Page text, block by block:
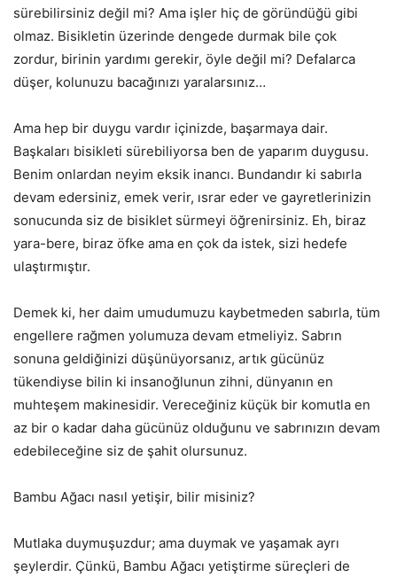
sürebilirsiniz değil mi? Ama işler hiç de göründüğü gibi
olmaz. Bisikletin üzerinde dengede durmak bile çok
zordur, birinin yardımı gerekir, öyle değil mi? Defalarca
düşer, kolunuzu bacağınızı yaralarsınız…
Ama hep bir duygu vardır içinizde, başarmaya dair.
Başkaları bisikleti sürebiliyorsa ben de yaparım duygusu.
Benim onlardan neyim eksik inancı. Bundandır ki sabırla
devam edersiniz, emek verir, ısrar eder ve gayretlerinizin
sonucunda siz de bisiklet sürmeyi öğrenirsiniz. Eh, biraz
yara-bere, biraz öfke ama en çok da istek, sizi hedefe
ulaştırmıştır.
Demek ki, her daim umudumuzu kaybetmeden sabırla, tüm
engellere rağmen yolumuza devam etmeliyiz. Sabrın
sonuna geldiğinizi düşünüyorsanız, artık gücünüz
tükendiyse bilin ki insanoğlunun zihni, dünyanın en
muhteşem makinesidir. Vereceğiniz küçük bir komutla en
az bir o kadar daha gücünüz olduğunu ve sabrınızın devam
edebileceğine siz de şahit olursunuz.
Bambu Ağacı nasıl yetişir, bilir misiniz?
Mutlaka duymuşuzdur; ama duymak ve yaşamak ayrı
şeylerdir. Çünkü, Bambu Ağacı yetiştirme süreçleri de